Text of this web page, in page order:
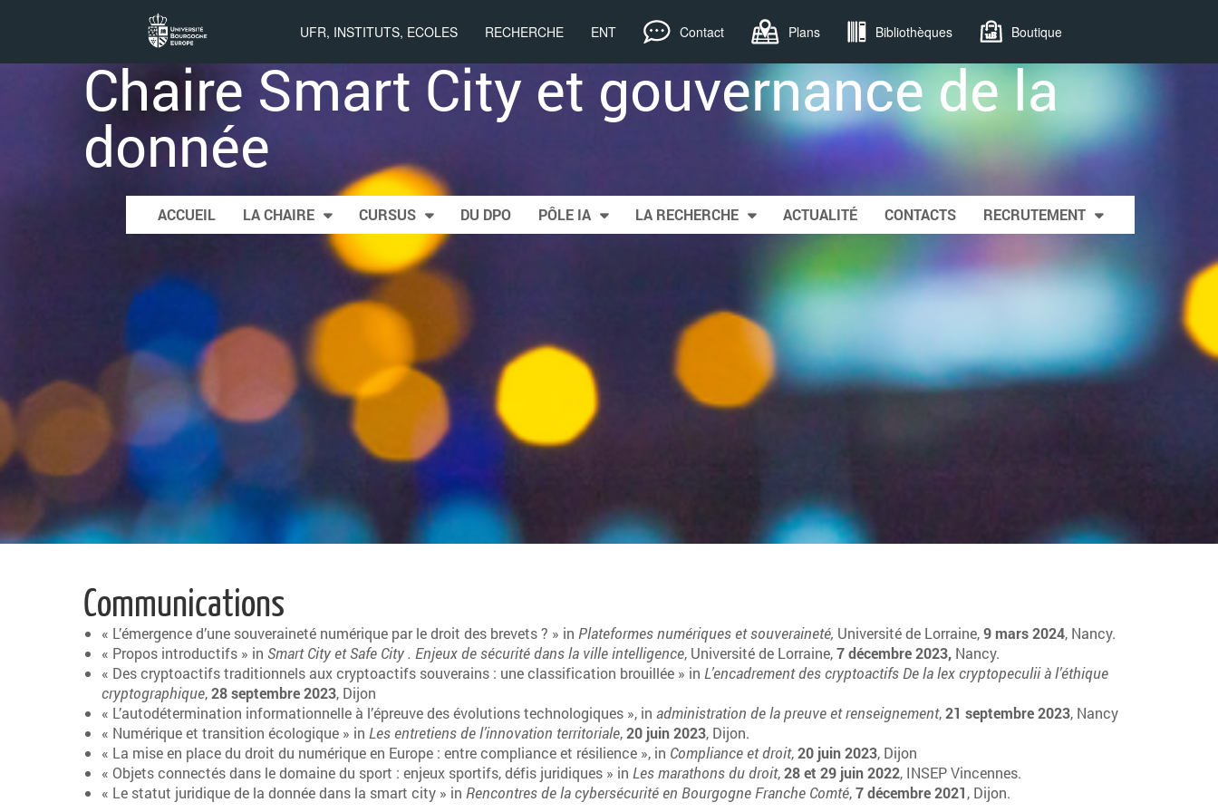
UFR, INSTITUTS, ECOLES RECHERCHE ENT Contact Plans Bibliothèques Boutique
Chaire Smart City et gouvernance de la
donnée
Main menu
Skip to content
ACCUEIL LA CHAIRE CURSUS DU DPO PÔLE IA LA RECHERCHE ACTUALITÉ CONTACTS RECRUTEMENT
Communications
« L’émergence d’une souveraineté numérique par le droit des brevets ? » in Plateformes numériques et souveraineté, Université de Lorraine,9 mars 2024, Nancy.
« Propos introductifs » in Smart City et Safe City . Enjeux de sécurité dans la ville intelligence, Université de Lorraine,7 décembre 2023, Nancy.
« Des cryptoactifs traditionnels aux cryptoactifs souverains : une classification brouillée » in L’encadrement des cryptoactifs De lalexcryptopeculiià l’éthique
cryptographique,28 septembre 2023, Dijon
« L’autodétermination informationnelle à l’épreuve des évolutions technologiques », in administration de la preuve et renseignement,21 septembre 2023, Nancy
« Numérique et transition écologique » in Les entretiens de l’innovation territoriale,20 juin 2023, Dijon.
« La mise en place du droit du numérique en Europe : entre compliance et résilience », in Compliance et droit,20 juin 2023, Dijon
« Objets connectés dans le domaine du sport : enjeux sportifs, défis juridiques » in Les marathons du droit,28 et 29 juin 2022, INSEP Vincennes.
« Le statut juridique de la donnée dans la smart city » in Rencontres de la cybersécurité en Bourgogne Franche Comté,7 décembre 2021, Dijon.